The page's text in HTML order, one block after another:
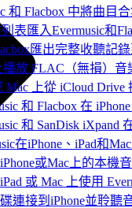
和 Flacbox 中將曲目
表匯入Evermusic和
匯出完整收聽記
播放 FLAC（無損）音
Mac 上從 iCloud Drive
和 Flacbox 在
和 SanDisk iXpand
在iPhone、iPad和
或Mac上的本機
或 Mac 上使用
連接到iPhone並聆聽